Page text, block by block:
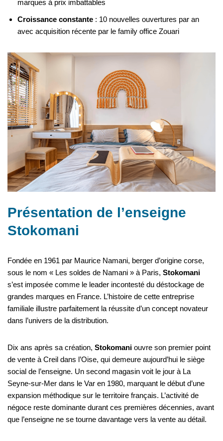
marques à prix imbattables
Croissance constante : 10 nouvelles ouvertures par an
avec acquisition récente par le family office Zouari
Présentation de l’enseigne
Stokomani
Fondée en 1961 par Maurice Namani, berger d’origine corse,
sous le nom « Les soldes de Namani » à Paris, Stokomani
s’est imposée comme le leader incontesté du déstockage de
grandes marques en France. L’histoire de cette entreprise
familiale illustre parfaitement la réussite d’un concept novateur
dans l’univers de la distribution.
Dix ans après sa création, Stokomani ouvre son premier point
de vente à Creil dans l’Oise, qui demeure aujourd’hui le siège
social de l’enseigne. Un second magasin voit le jour à La
Seyne-sur-Mer dans le Var en 1980, marquant le début d’une
expansion méthodique sur le territoire français. L’activité de
négoce reste dominante durant ces premières décennies, avant
que l’enseigne ne se tourne davantage vers la vente au détail.